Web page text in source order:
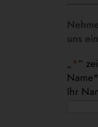
uns
„*“
Name*
Ihr